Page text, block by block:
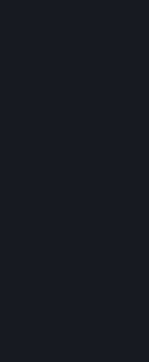
Votre commande sur
d'accepter la livraison des
Services et/ou du Matériel
Lorsque vous passez une
envoyons un message
commande et contenant
« Confirmation de
commande prouve que
et ne confirme pas
Dans le cas des Contenus
votre offre et concluons
transaction et en mettant
disposition ou, dans le cas
en confirmant la
Dans le cas du Matériel,
concluons la transaction
commandé que lorsque
vous envoyons un e-mail
expédié le Matériel (la «
votre commande est
pouvez recevoir une
pour chaque colis, et
l'envoi correspondant
entre nous pour le Matériel
d'expédition. Tout Matériel
propriété de Valve jusqu'à